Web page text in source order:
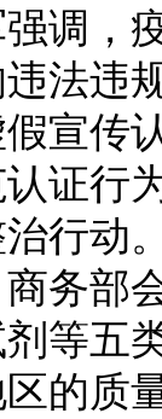
，疫
法违
宣传
证行
行动
部会
等五
的质